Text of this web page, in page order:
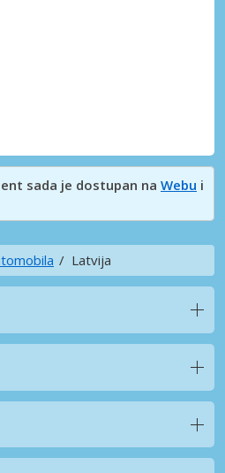
sada je dostupan na Webu i
Latvija